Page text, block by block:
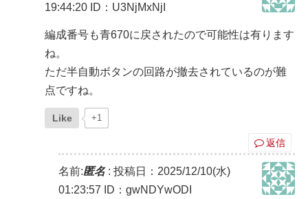
19:44:20 ID：U3NjMxNjI
編成番号も青670に戻されたので可能性は有ります
ね。
ただ半自動ボタンの回路が撤去されているのが難
点ですね。
Like +1
返信
名前:匿名: 投稿日：2025/12/10(水)
01:23:57
ID：gwNDYwODI